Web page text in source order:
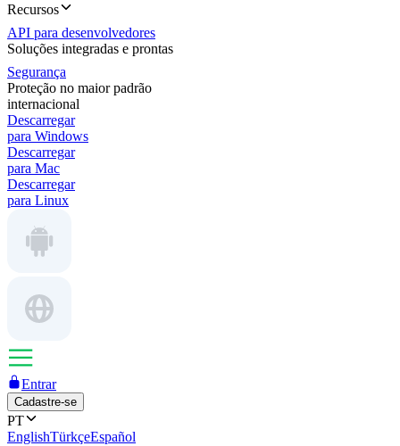
Recursos
API para desenvolvedores
Soluções integradas e prontas
Segurança
Proteção no maior padrão
internacional
Descarregar
para Windows
Descarregar
para Mac
Descarregar
para Linux
Entrar
Cadastre-se
PT
EnglishTürkçeEspañol